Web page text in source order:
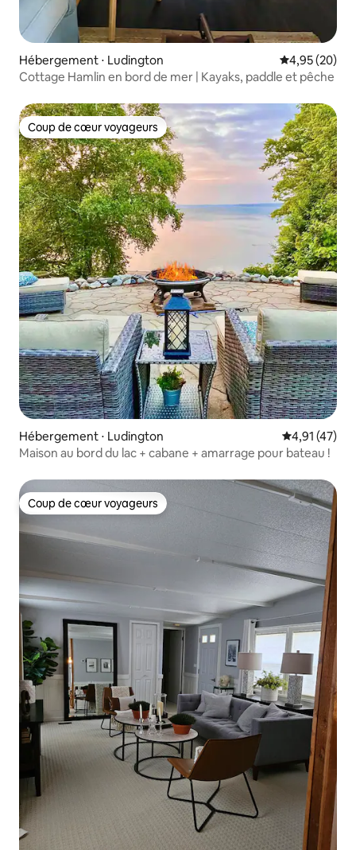
Hébergement ⋅ Ludington Évaluation
4,95 (20)
Cottage Hamlin en bord de mer | Kayaks, paddle et pêche
Coup de cœur voyageurs
Coup de cœur voyageurs
Hébergement ⋅ Ludington Évaluation
4,91 (47)
Maison au bord du lac + cabane + amarrage pour bateau !
Coup de cœur voyageurs
Coup de cœur voyageurs